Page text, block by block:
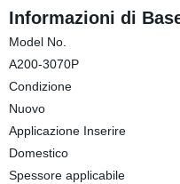
Informazioni di
Model No.
A200-3070P
Condizione
Nuovo
Applicazione Inserire
Domestico
Spessore applicabile